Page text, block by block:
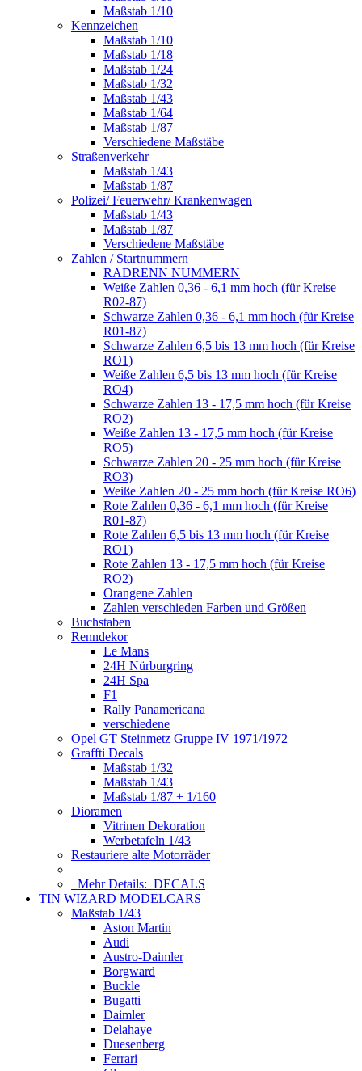
Maßstab 1/10
Kennzeichen
Maßstab 1/10
Maßstab 1/18
Maßstab 1/24
Maßstab 1/32
Maßstab 1/43
Maßstab 1/64
Maßstab 1/87
Verschiedene Maßstäbe
Straßenverkehr
Maßstab 1/43
Maßstab 1/87
Polizei/ Feuerwehr/ Krankenwagen
Maßstab 1/43
Maßstab 1/87
Verschiedene Maßstäbe
Zahlen / Startnummern
RADRENN NUMMERN
Weiße Zahlen 0,36 - 6,1 mm hoch (für Kreise
R02-87)
Schwarze Zahlen 0,36 - 6,1 mm hoch (für Kreise
R01-87)
Schwarze Zahlen 6,5 bis 13 mm hoch (für Kreise
RO1)
Weiße Zahlen 6,5 bis 13 mm hoch (für Kreise
RO4)
Schwarze Zahlen 13 - 17,5 mm hoch (für Kreise
RO2)
Weiße Zahlen 13 - 17,5 mm hoch (für Kreise
RO5)
Schwarze Zahlen 20 - 25 mm hoch (für Kreise
RO3)
Weiße Zahlen 20 - 25 mm hoch (für Kreise RO6)
Rote Zahlen 0,36 - 6,1 mm hoch (für Kreise
R01-87)
Rote Zahlen 6,5 bis 13 mm hoch (für Kreise
RO1)
Rote Zahlen 13 - 17,5 mm hoch (für Kreise
RO2)
Orangene Zahlen
Zahlen verschieden Farben und Größen
Buchstaben
Renndekor
Le Mans
24H Nürburgring
24H Spa
F1
Rally Panamericana
verschiedene
Opel GT Steinmetz Gruppe IV 1971/1972
Graffti Decals
Maßstab 1/32
Maßstab 1/43
Maßstab 1/87 + 1/160
Dioramen
Vitrinen Dekoration
Werbetafeln 1/43
Restauriere alte Motorräder
Mehr Details: DECALS
TIN WIZARD MODELCARS
Maßstab 1/43
Aston Martin
Audi
Austro-Daimler
Borgward
Buckle
Bugatti
Daimler
Delahaye
Duesenberg
Ferrari